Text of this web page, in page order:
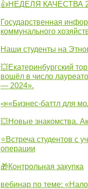
👍НЕДЕЛЯ КАЧЕСТВА
Государственная
коммунального
Наши студенты на
💥Екатеринбургский
вошёл в число
— 2024».
📣«Бизнес-баттл для
💥Новые знакомства.
⭐Встреча студентов с
операции
🎁Контрольная закупка
вебинар по теме: